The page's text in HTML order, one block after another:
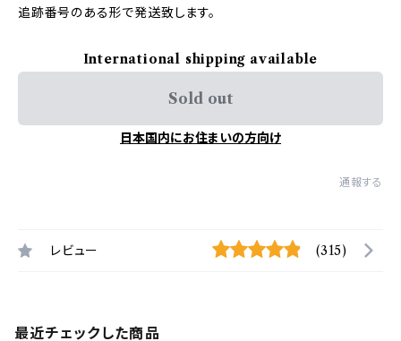
追跡番号のある形で発送致します。
International shipping available
Sold out
日本国内にお住まいの方向け
通報する
レビュー (315)
最近チェックした商品